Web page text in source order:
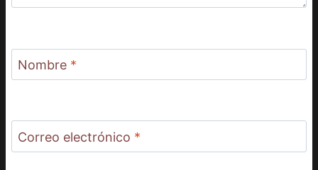
Nombre *
Correo electrónico *